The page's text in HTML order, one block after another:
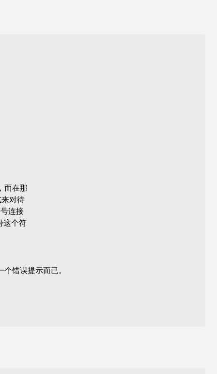
而在那
对待
连接
这个符
错误提示而已。